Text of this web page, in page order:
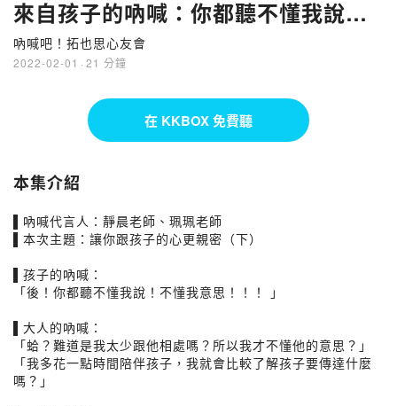
來自孩子的吶喊：你都聽不懂我說！
不懂我意思！！！陪伴孩子的五大秘
招 讓你跟孩子的心更親密（下）
吶喊吧！拓也思心友會
2022-02-01 · 21 分鐘
在 KKBOX 免費聽
本集介紹
▌吶喊代言人：靜晨老師、珮珮老師
▌本次主題：讓你跟孩子的心更親密（下）
▌孩子的吶喊：
「後！你都聽不懂我說！不懂我意思！！！ 」
▌大人的吶喊：
「蛤？難道是我太少跟他相處嗎？所以我才不懂他的意思？」
「我多花一點時間陪伴孩子，我就會比較了解孩子要傳達什麼
嗎？」